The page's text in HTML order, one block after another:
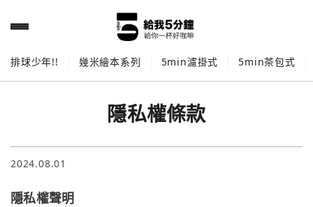
排球少年!! 幾米繪本系列 5min濾掛式 5min茶包式
隱私權條款
2024.08.01
隱私權聲明